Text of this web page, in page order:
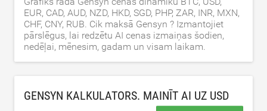
EUR, CAD, AUD, NZD, HKD, SGD, PHP, ZAR, INR, MXN,
CHF, CNY, RUB. Cik maksā Gensyn ? Izmantojiet
pārslēgus, lai redzētu AI cenas izmaiņas šodien,
nedēļai, mēnesim, gadam un visam laikam.
GENSYN KALKULATORS. MAINĪT AI UZ USD